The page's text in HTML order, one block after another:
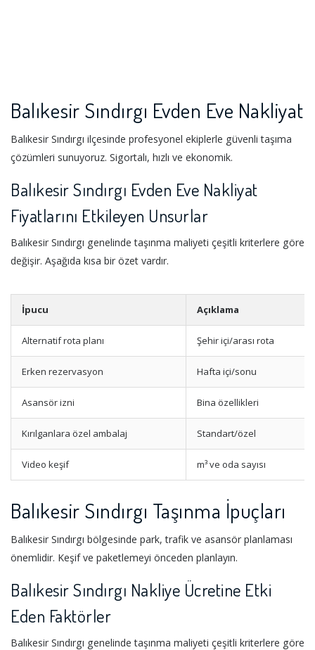
Balıkesir Sındırgı Evden Eve Nakliyat
Balıkesir Sındırgı ilçesinde profesyonel ekiplerle güvenli taşıma
çözümleri sunuyoruz. Sigortalı, hızlı ve ekonomik.
Balıkesir Sındırgı Evden Eve Nakliyat
Fiyatlarını Etkileyen Unsurlar
Balıkesir Sındırgı genelinde taşınma maliyeti çeşitli kriterlere göre
değişir. Aşağıda kısa bir özet vardır.
İpucu Açıklama
Alternatif rota planı Şehir içi/arası rota
Erken rezervasyon Hafta içi/sonu
Asansör izni Bina özellikleri
Kırılganlara özel ambalaj Standart/özel
Video keşif m³ ve oda sayısı
Balıkesir Sındırgı Taşınma İpuçları
Balıkesir Sındırgı bölgesinde park, trafik ve asansör planlaması
önemlidir. Keşif ve paketlemeyi önceden planlayın.
Balıkesir Sındırgı Nakliye Ücretine Etki
Eden Faktörler
Balıkesir Sındırgı genelinde taşınma maliyeti çeşitli kriterlere göre